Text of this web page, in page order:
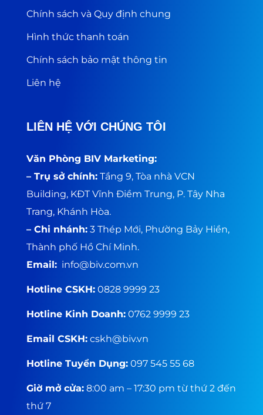
Chính sách và Quy định chung
Hình thức thanh toán
Chính sách bảo mật thông tin
Liên hệ
LIÊN HỆ VỚI CHÚNG TÔI
Văn Phòng BIV Marketing:
– Trụ sở chính: Tầng 9, Tòa nhà VCN
Building, KĐT Vĩnh Điềm Trung, P. Tây Nha
Trang, Khánh Hòa.
– Chi nhánh: 3 Thép Mới, Phường Bảy Hiền,
Thành phố Hồ Chí Minh.
Email: info@biv.com.vn
Hotline CSKH: 0828 9999 23
Hotline Kinh Doanh: 0762 9999 23
Email CSKH: cskh@biv.vn
Hotline Tuyển Dụng: 097 545 55 68
Giờ mở cửa: 8:00 am – 17:30 pm từ thứ 2 đến
thứ 7